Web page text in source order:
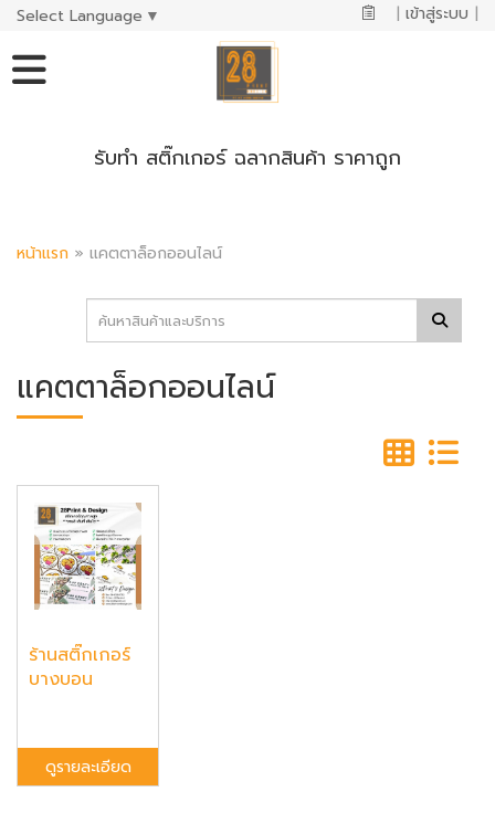
Select Language ▼ | เข้าสู่ระบบ |
รับทำ สติ๊กเกอร์ ฉลากสินค้า ราคาถูก
หน้าแรก » แคตตาล็อกออนไลน์
แคตตาล็อกออนไลน์
ร้านสติ๊กเกอร์
บางบอน
ดูรายละเอียด